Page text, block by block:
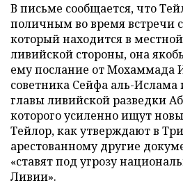
В письме сообщается, что
поличным во время встречи
который находится в
ливийской стороны, она
ему послание от Мохаммада
советника Сейфа аль-Ислама
главы ливийской разведки
которого усиленно ищут
Тейлор, как утверждают в
арестованному другие
«ставят под угрозу
Ливии».